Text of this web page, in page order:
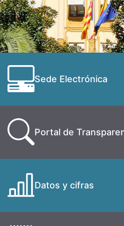
Sede Electrónica
Portal de
Datos y cifras